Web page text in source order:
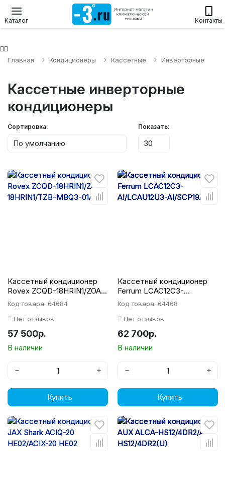
Каталог Контакты
Настенные сплит-системыПриточные установки
Главная Кондиционеры Кассетные Инверторные
Кассетные инверторные
кондиционеры
Сортировка: Показать:
Кассетный кондиционер
Rovex ZCQD-18HRIN1/ZOA-
18HRIN1/TZB-MBQ3-01A
Код товара: 64684
Нет отзывов
57 500р.
В наличии
− +
Купить
Кассетный кондиционер
Ferrum LCAC12C3-
AI/LCAU12U3-AI/SCP19A1
Код товара: 64468
Нет отзывов
62 700р.
В наличии
− +
Купить